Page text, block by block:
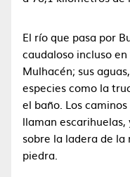
El río que pasa por
caudaloso incluso
Mulhacén; sus
especies como la
el baño. Los
llaman
sobre la ladera de
piedra.